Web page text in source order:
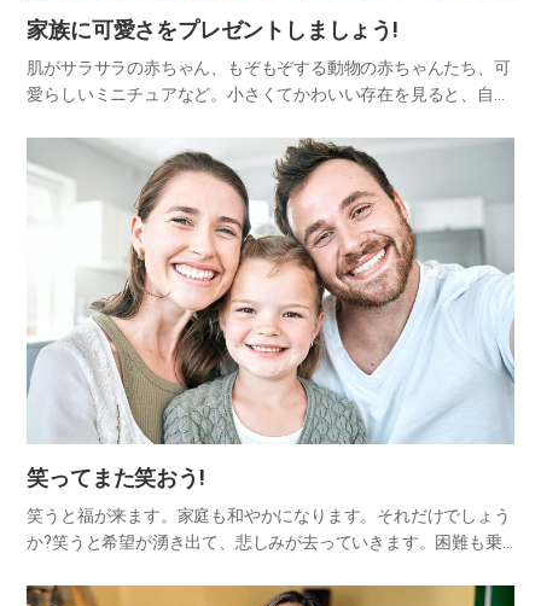
家族に可愛さをプレゼントしましょう!
肌がサラサラの赤ちゃん、もぞもぞする動物の赤ちゃんたち、可
愛らしいミニチュアなど。小さくてかわいい存在を見ると、自然
でです。 このように、人にはかわいいものを好む心理がありま
す。…
笑ってまた笑おう!
笑うと福が来ます。家庭も和やかになります。それだけでしょう
か?笑うと希望が湧き出て、悲しみが去っていきます。困難も乗
く、健康も守ってくれて癌も消えるので、時には運命を変えたり